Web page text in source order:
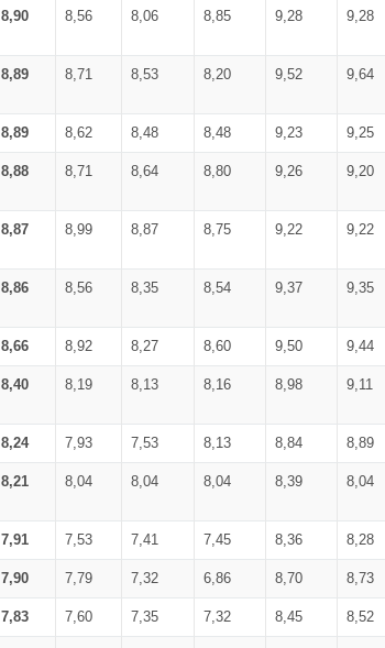
8,90 8,56 8,06 8,85 9,28 9,28
8,89 8,71 8,53 8,20 9,52 9,64
8,89 8,62 8,48 8,48 9,23 9,25
8,88 8,71 8,64 8,80 9,26 9,20
8,87 8,99 8,87 8,75 9,22 9,22
8,86 8,56 8,35 8,54 9,37 9,35
8,66 8,92 8,27 8,60 9,50 9,44
8,40 8,19 8,13 8,16 8,98 9,11
8,24 7,93 7,53 8,13 8,84 8,89
8,21 8,04 8,04 8,04 8,39 8,04
7,91 7,53 7,41 7,45 8,36 8,28
7,90 7,79 7,32 6,86 8,70 8,73
7,83 7,60 7,35 7,32 8,45 8,52